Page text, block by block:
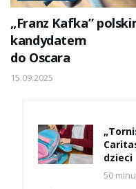
„Franz Kafka”
kandydatem
do Oscara
15.09.2025
dzieci
50